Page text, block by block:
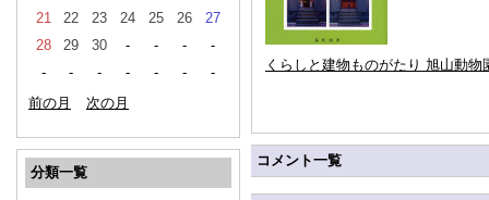
21
22 23 24 25 26
27
28
29 30 - - -
-
-
- - - - -
-
前の月
次の月
分類一覧
くらしと建物ものがたり 旭山動
コメント一覧